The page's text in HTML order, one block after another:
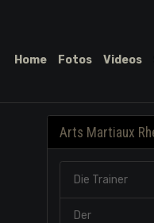
Home Fotos Videos
Arts Martiaux
Die Trainer
Der